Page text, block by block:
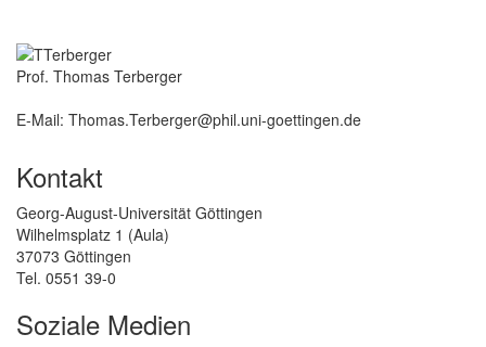
Prof. Thomas Terberger
E-Mail: Thomas.Terberger@phil.uni-goettingen.de
Kontakt
Georg-August-Universität Göttingen
Wilhelmsplatz 1 (Aula)
37073 Göttingen
Tel. 0551 39-0
Soziale Medien